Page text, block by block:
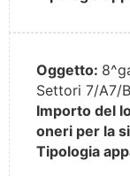
Oggetto:
Settori 7/A7/
Importo del
oneri per la
Tipologia